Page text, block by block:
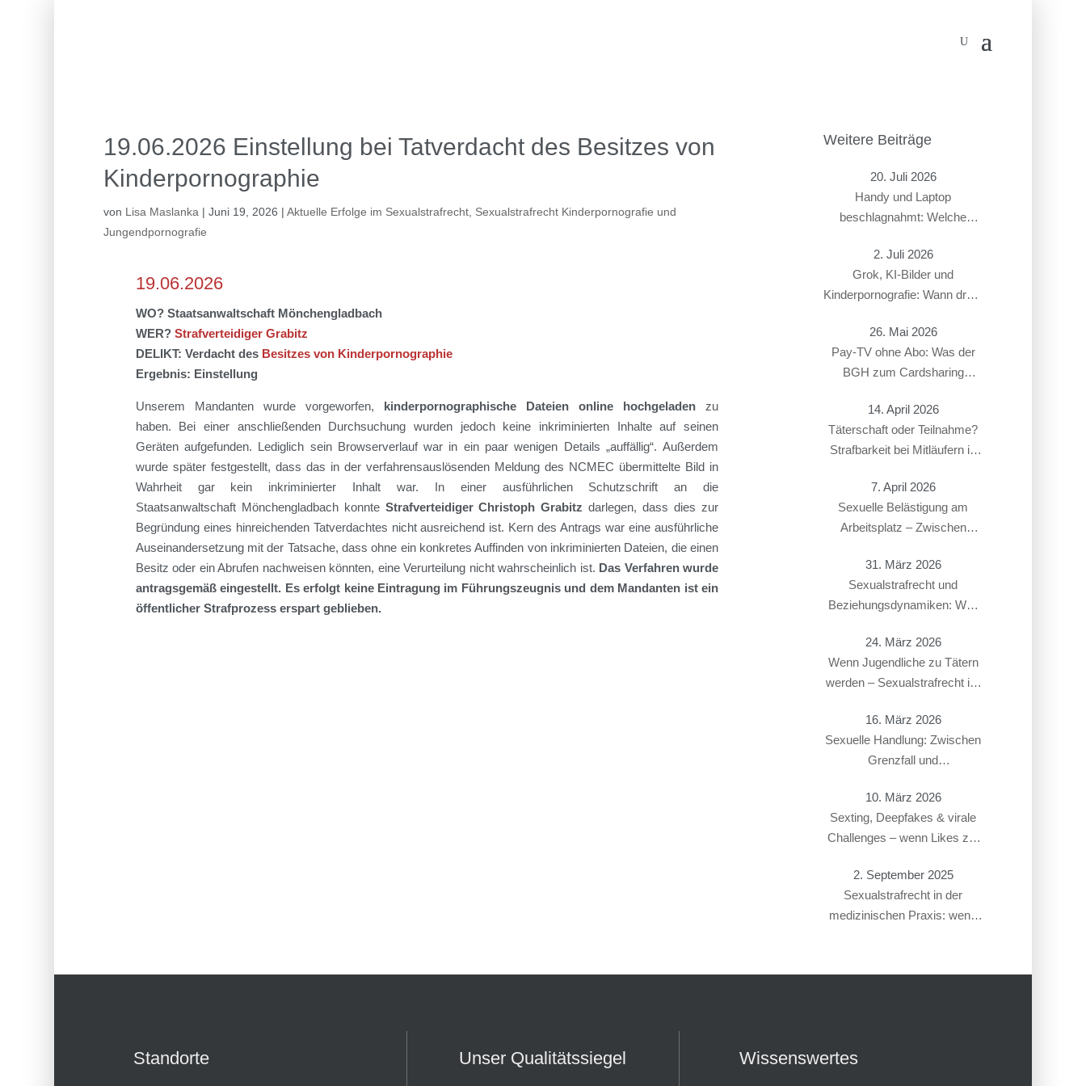
19.06.2026 Einstellung bei Tatverdacht des Besitzes von
Kinderpornographie
von Lisa Maslanka| Juni 19, 2026 | Aktuelle Erfolge im Sexualstrafrecht, Sexualstrafrecht Kinderpornografie und
Jungendpornografie
19.06.2026
WO? Staatsanwaltschaft Mönchengladbach
WER? Strafverteidiger Grabitz
DELIKT: Verdacht des Besitzesvon Kinderpornographie
Ergebnis: Einstellung
Unserem Mandantenwurde vorgeworfen, kinderpornographische Dateienonline hochgeladenzu
haben. Bei einer anschließenden Durchsuchung wurden jedoch keine inkriminierten Inhalteauf seinen
Gerätenaufgefunden. Lediglich sein Browserverlauf war in ein paar wenigen Details „auffällig“. Außerdem
wurde später festgestellt, dass das in der verfahrensauslösenden Meldung des NCMEC übermittelte Bild in
Wahrheit gar kein inkriminierter Inhalt war. In einer ausführlichen Schutzschrift an die
Staatsanwaltschaft Mönchengladbachkonnte Strafverteidiger Christoph Grabitz darlegen, dass dies zur
Begründung eines hinreichenden Tatverdachtes nicht ausreichend ist. Kern des Antrags wareine ausführliche
Auseinandersetzung mit der Tatsache,dassohne ein konkretes Auffinden von inkriminierten Dateien, die einen
Besitz oder ein Abrufen nachweisen könnten, eine Verurteilung nicht wahrscheinlich ist. Das Verfahren wurde
antragsgemäß eingestellt. Es erfolgt keine Eintragung im Führungszeugnis und dem Mandanten ist ein
öffentlicher Strafprozess erspart geblieben.
Weitere Beiträge
20. Juli 2026
Handy und Laptop
beschlagnahmt: Welche
2. Juli 2026
Grok, KI-Bilder und
Kinderpornografie: Wann droht
26. Mai 2026
Pay-TV ohne Abo: Was der
BGH zum Cardsharing
14. April 2026
Täterschaft oder Teilnahme?
Strafbarkeit bei Mitläufern in
7. April 2026
Sexuelle Belästigung am
Arbeitsplatz – Zwischen
Überschneidung von § 184i
StGB mit arbeitsrechtlichen
Konsequenzen
31. März 2026
Sexualstrafrecht und
Beziehungsdynamiken: Was
oder in offenen Beziehungen?
24. März 2026
Wenn Jugendliche zu Tätern
werden – Sexualstrafrecht im
16. März 2026
Sexuelle Handlung: Zwischen
Grenzfall und
10. März 2026
Sexting, Deepfakes & virale
Challenges – wenn Likes zur
2. September 2025
Sexualstrafrecht in der
medizinischen Praxis: wenn
werden
Standorte Unser Qualitätssiegel Wissenswertes